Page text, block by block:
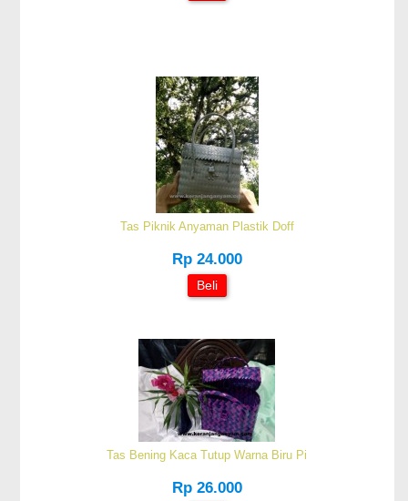
Tas Piknik Anyaman Plastik Doff
Rp 24.000
Beli
Tas Bening Kaca Tutup Warna Biru Pi
Rp 26.000